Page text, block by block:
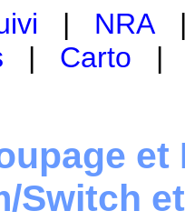
| NRA
| Carto
et
Switch